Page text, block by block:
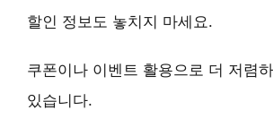
할인 정보도 놓치지 마세요.
쿠폰이나 이벤트 활용으로 더 저렴
있습니다.